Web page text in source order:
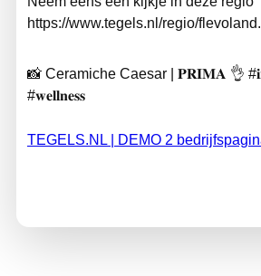
https://www.tegels.nl/regio/
📸 Ceramiche Caesar | 𝐏𝐑𝐈𝐌𝐀 👌
#𝐰𝐞𝐥𝐥𝐧𝐞𝐬𝐬
TEGELS.NL | DEMO 2